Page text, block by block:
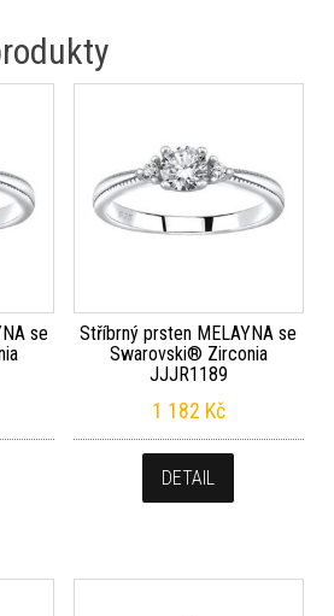
se
Stříbrný prsten MELAYNA se
Swarovski® Zirconia
JJJR1189
1 182 Kč
DETAIL